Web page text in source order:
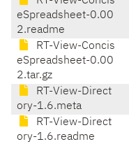
eSpreadsheet-0.00
2.readme
RT-View-Concis
eSpreadsheet-0.00
2.tar.gz
RT-View-Direct
ory-1.6.meta
RT-View-Direct
ory-1.6.readme